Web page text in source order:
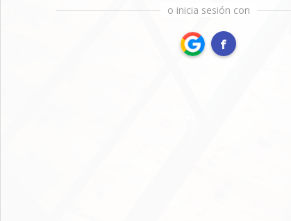
o inicia sesión con